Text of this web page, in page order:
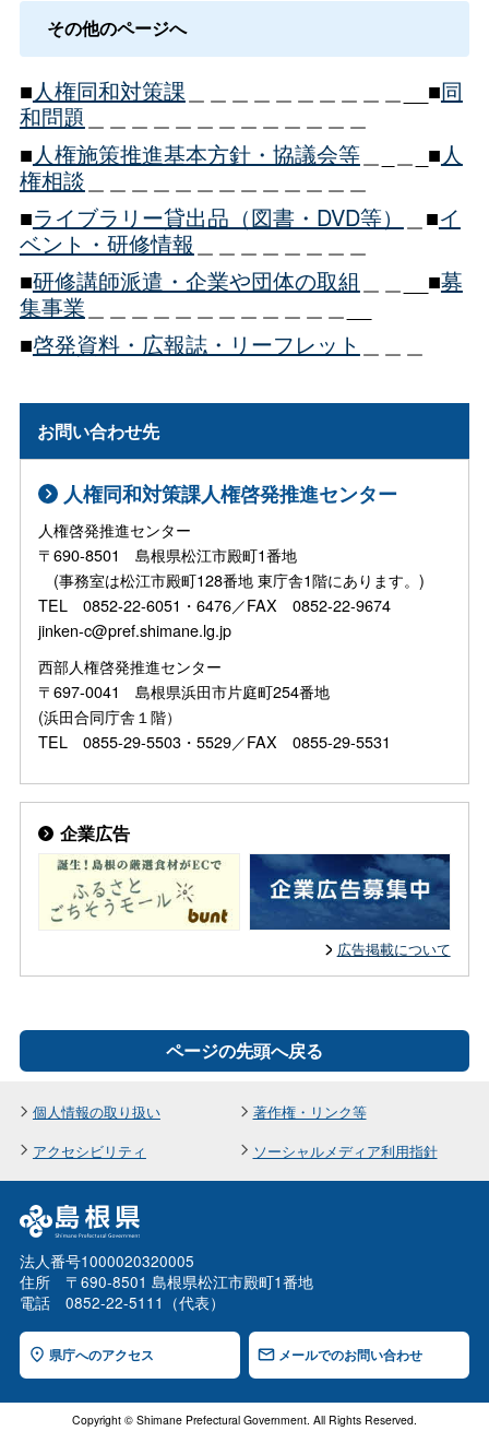
その他のページへ
■人権同和対策課 ＿＿＿＿＿＿＿＿＿＿__■同
和問題
■人権施策推進基本方針・協議会等＿_＿_■人
権相談
■ライブラリー貸出品（図書・DVD等） ＿■イ
ベント・研修情報
■研修講師派遣・企業や団体の取組 ＿＿__■募
集事業
■啓発資料・広報誌・リーフレット
お問い合わせ先
人権同和対策課人権啓発推進センター
人権啓発推進センター
〒690-8501 島根県松江市殿町1番地
(事務室は松江市殿町128番地 東庁舎1階にあります。)
TEL 0852-22-6051・6476／FAX 0852-22-9674
jinken-c@pref.shimane.lg.jp
西部人権啓発推進センター
〒697-0041 島根県浜田市片庭町254番地
(浜田合同庁舎１階）
TEL 0855-29-5503・5529／FAX 0855-29-5531
企業広告
広告掲載について
ページの先頭へ戻る
個人情報の取り扱い
著作権・リンク等
アクセシビリティ
ソーシャルメディア利用指針
法人番号1000020320005
住所 〒690-8501 島根県松江市殿町1番地
電話 0852-22-5111（代表）
県庁へのアクセス メールでのお問い合わせ
Copyright © Shimane Prefectural Government. All Rights Reserved.